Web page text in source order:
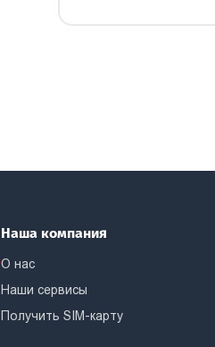
Наша компания
О нас
Наши сервисы
Получить SIM-карту